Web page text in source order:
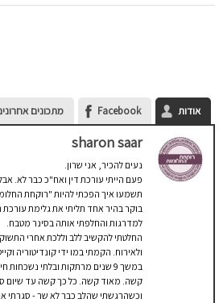
אודות Facebook מתכונים
sharon saar
נעים להכיר, אני שרון.
פעם הייתי עורכת דין ואח"כ כבר לא.
תשמעו איך הפכתי להיות "רוקחת
בוקר בהיר אחד תליתי את גלימת
למדרגות והחלפתי אותה בסינר מטבח.
החלטתי להקשיב ללב וללכת אחרי
ולאירוח. הקמתי במו ידי קונדיטוריה
במשך 9 שנים מרתקות ובלתי
קשה. מאוד קשה. כל כך קשה עד שיום
וכשהרגשתי שהלב כבר לא שר - סגרתי